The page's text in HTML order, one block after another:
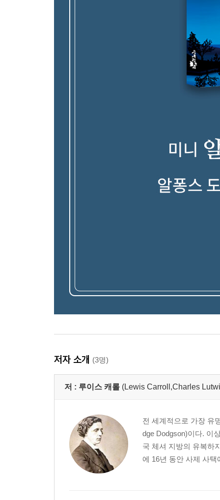
저자 소개 (3명)
저 : 루이스 캐롤 (Lewis Carroll,Charles
전 세계적으로 가장 유
dge Dodgson)이다. 이
국 체셔 지방의 유복하
에 16년 동안 사제 사